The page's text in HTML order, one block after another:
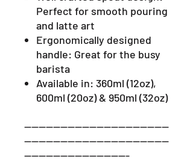
Perfect for smooth pouring
and latte art
Ergonomically designed
handle: Great for the busy
barista
Available in: 360ml (12oz),
600ml (20oz) & 950ml (32oz)
----------------------------------------
----------------------------------------
-----------------------------